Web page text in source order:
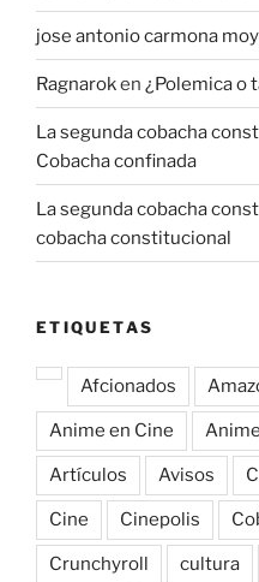
jose antonio carmona
Ragnaroken ¿Polemica o
La segunda cobacha
Cobacha confinada
La segunda cobacha
cobacha constitucional
ETIQUETAS
Afcionados
Anime en Cine
Artículos Avisos
Cine Cinepolis
Crunchyroll cultura